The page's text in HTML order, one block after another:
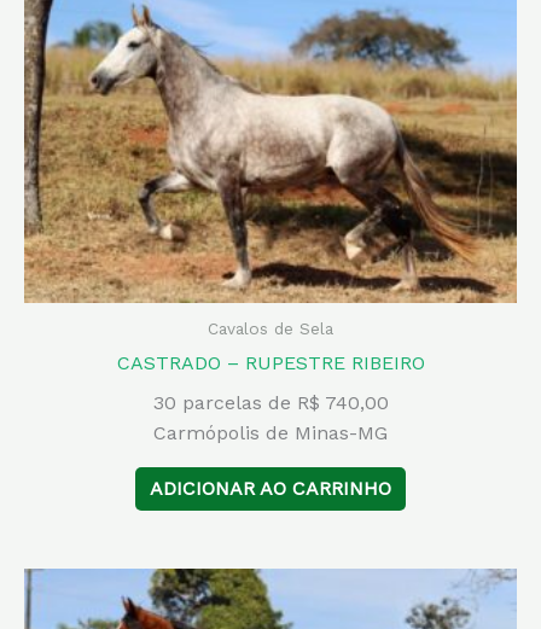
Cavalos de Sela
CASTRADO – RUPESTRE RIBEIRO
30 parcelas de R$ 740,00
Carmópolis de Minas-MG
ADICIONAR AO CARRINHO